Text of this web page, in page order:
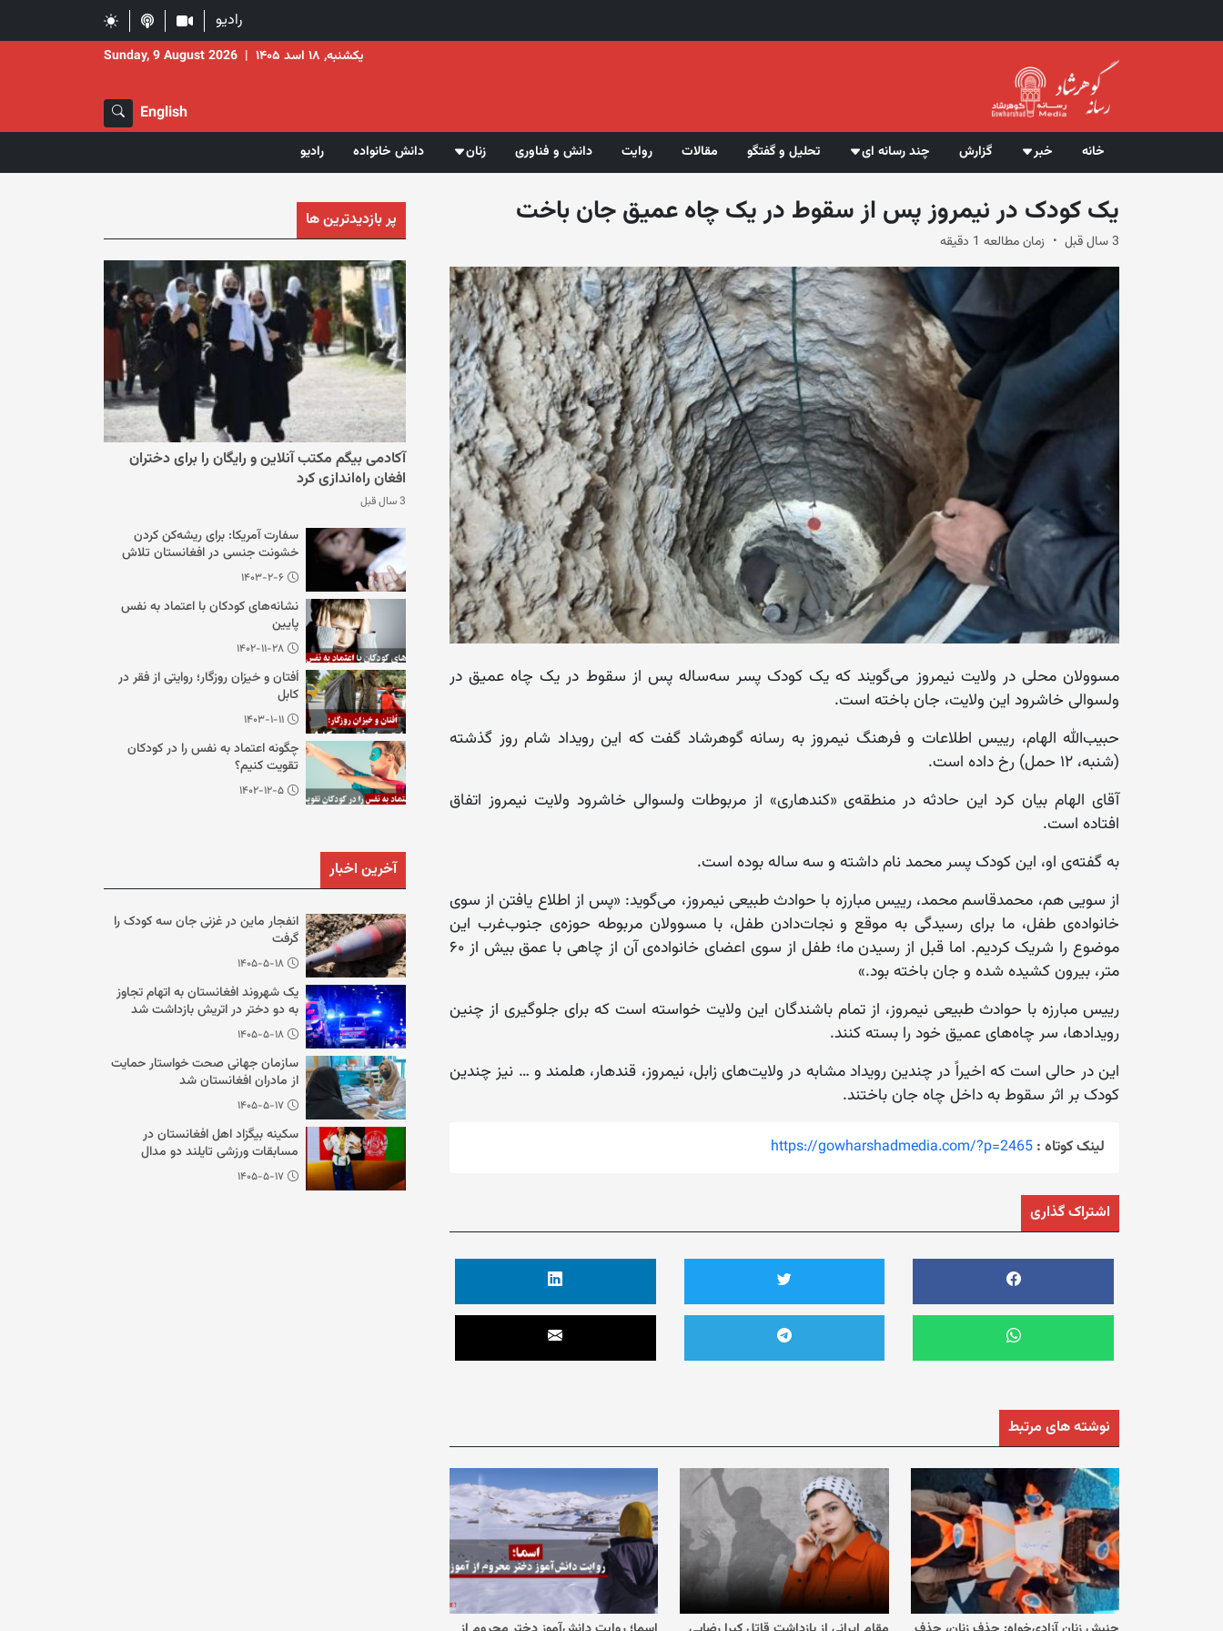
رادیو
یکشنبه, ۱۸ اسد ۱۴۰۵ |
Sunday, 9 August 2026
English
خانه خبر گزارش چند رسانه ای تحلیل و گفتگو مقالات روایت دانش و فناوری زنان دانش خانواده رادیو
یک کودک در نیمروز پس از سقوط در یک چاه عمیق جان باخت
3 سال قبل زمان مطالعه 1 دقیقه
مسوولان محلی در ولایت نیمروز می‌گویند که یک کودک پسر سه‌ساله پس از سقوط در یک چاه عمیق در
ولسوالی خاشرود این ولایت، جان باخته است.
حبیب‌الله الهام، رییس اطلاعات و فرهنگ نیمروز به رسانه گوهرشاد گفت که این رویداد شام روز گذشته
(شنبه، ۱۲ حمل) رخ داده است.
آقای الهام بیان کرد این حادثه در منطقه‌ی «کندهاری» از مربوطات ولسوالی خاشرود ولایت نیمروز اتفاق
افتاده است.
به گفته‌ی او، این کودک پسر محمد نام داشته و سه ساله بوده است.
از سویی هم، محمدقاسم محمد، رییس مبارزه با حوادث طبیعی نیمروز، می‌گوید: «پس از اطلاع یافتن از سوی
خانواده‌ی طفل، ما برای رسیدگی به موقع و نجات‌دادن طفل، با مسوولان مربوطه‌ حوزه‌ی جنوب‌غرب این
موضوع را شریک کردیم. اما قبل از رسیدن ما؛ طفل از سوی اعضای خانواده‌ی آن از چاهی با عمق بیش از ۶۰
متر، بیرون کشیده شده و جان باخته بود.»
رییس مبارزه با حوادث طبیعی نیمروز، از تمام باشندگان این ولایت خواسته است که برای جلوگیری از چنین
رویدادها، سر چاه‌های عمیق خود را بسته کنند.
این در حالی است که اخیراً در چندین رویداد مشابه در ولایت‌های زابل، نیمروز، قندهار، هلمند و … نیز چندین
کودک بر اثر سقوط به داخل چاه جان باختند.
لینک کوتاه : https://gowharshadmedia.com/?p=2465
اشتراک گذاری
نوشته های مرتبط
پر بازدیدترین ها
آکادمی بیگم مکتب آنلاین و رایگان را برای دختران
افغان راه‌اندازی کرد
3 سال قبل
سفارت آمریکا: برای ریشه‌کن کردن
خشونت جنسی در افغانستان تلاش
می‌کنیم
۱۴۰۳-۲-۶
نشانه‌های کودکان با اعتماد به نفس
پایین
۱۴۰۲-۱۱-۲۸
اُفتان و خیزان روزگار؛ روایتی از فقر در
کابل
۱۴۰۳-۱-۱۱
چگونه اعتماد به نفس را در کودکان
تقویت کنیم؟
۱۴۰۲-۱۲-۵
آخرین اخبار
انفجار ماین در غزنی جان سه کودک را
گرفت
۱۴۰۵-۵-۱۸
یک شهروند افغانستان به اتهام تجاوز
به دو دختر در اتریش بازداشت شد
۱۴۰۵-۵-۱۸
سازمان جهانی صحت خواستار حمایت
از مادران افغانستان شد
۱۴۰۵-۵-۱۷
سکینه بیگزاد اهل افغانستان در
مسابقات ورزشی تایلند دو مدال
کسب کرد
۱۴۰۵-۵-۱۷